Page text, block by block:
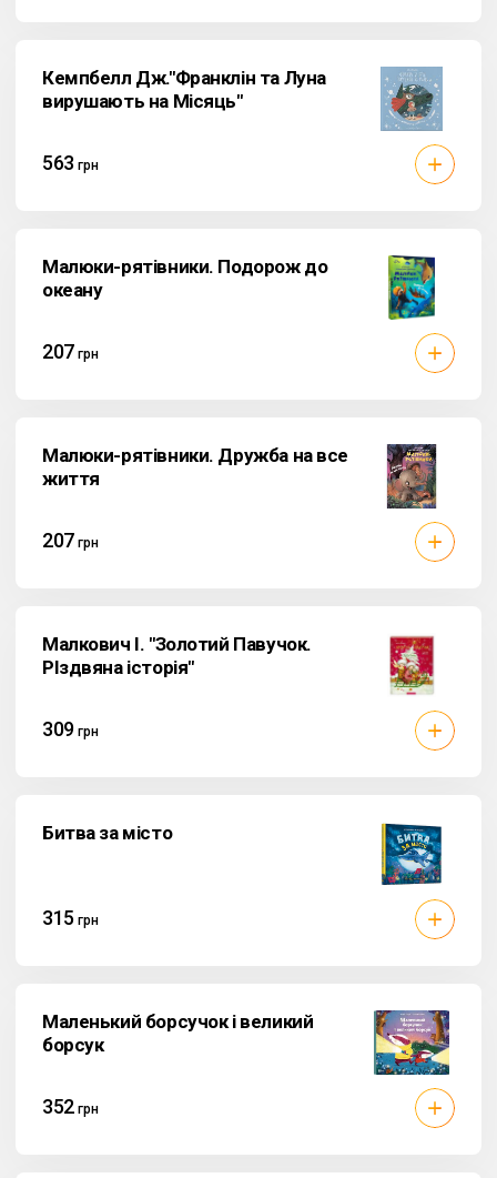
Кемпбелл Дж."Франклін та Луна
вирушають на Місяць"
563 грн
Малюки-рятівники. Подорож до
океану
207 грн
Малюки-рятівники. Дружба на все
життя
207 грн
Малкович I. "Золотий Павучок.
РIздвяна iсторiя"
309 грн
Битва за місто
315 грн
Маленький борсучок і великий
борсук
352 грн